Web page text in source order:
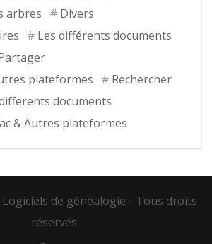
arbres
Divers
Les différents documents
plateformes
Rechercher
documents
& Autres plateformes
Logiciels de généalogie - Tous droits
réservés